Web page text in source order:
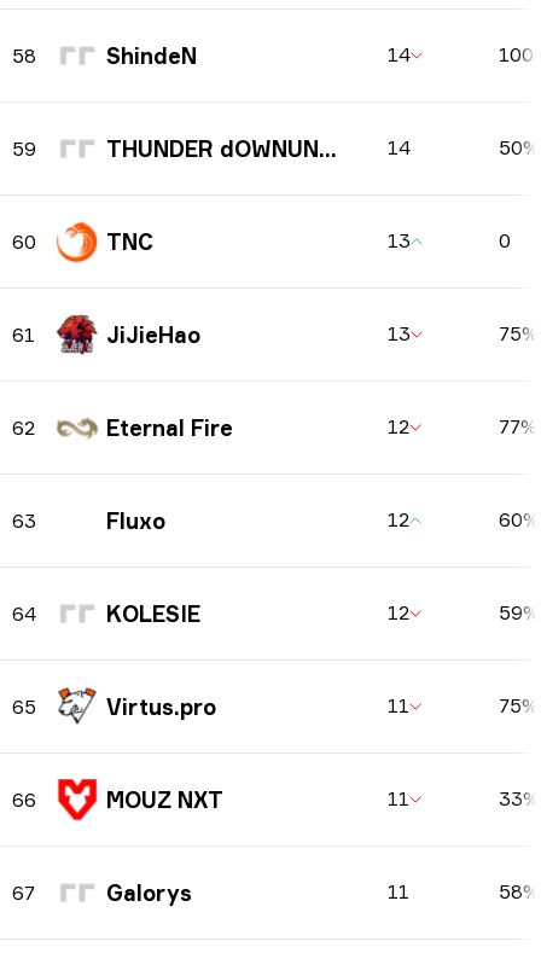
58 ShindeN 14
59 THUNDER dOWNUNDER 14 50%
60 TNC 13 0
61 JiJieHao 13 75%
62 Eternal Fire 12 77%
63 Fluxo 12 60%
64 KOLESIE 12 59%
65 Virtus.pro 11 75%
66 MOUZ NXT 11 33%
67 Galorys 11 58%